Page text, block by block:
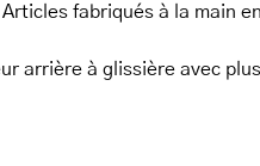
fabriqués à la main
arrière à glissière avec